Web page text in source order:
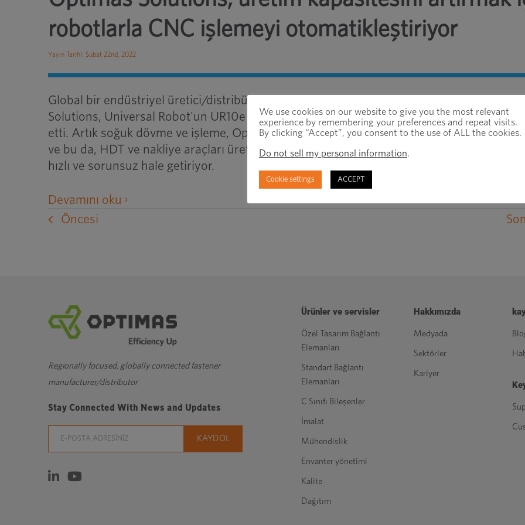
robotlarla CNC işlemeyi otomatikleştiriyor
Yayın Tarihi: Şubat 22nd, 2022
Global bir endüstriyel üretici/distribütör ve tedarik zinciri çözümleri sağlayıcısı olan
Solutions, Universal Robot'un UR10e robotik teknolojisini CNC işleme operasyonlarına
etti. Artık soğuk dövme ve işleme, Optimas'ın Wood Dale üretim tesisinde yerinde
ve bu da, HDT ve nakliye araçları üretimindeki müşteriler için bağlantı elemanı üretimini
hızlı ve sorunsuz hale getiriyor.
Devamını oku harici
açar
Öncesi
Regionally focused, globally connected fastener
manufacturer/distributor
Stay Connected With News and Updates
Ürünler ve servisler
Özel Tasarım Bağlantı
Elemanları
Standart Bağlantı
Elemanları
C Sınıfı Bileşenler
İmalat
Mühendislik
Envanter yönetimi
Kalite
Dağıtım
Hakkımızda
Medyada
Sektörler
Kariyer
We use cookies on our website to give you the most relevant
experience by remembering your preferences and repeat visits.
By clicking “Accept”, you consent to the use of ALL the cookies.
Do not sell my personal information.
Cookie settings ACCEPT